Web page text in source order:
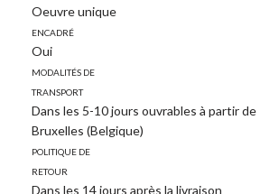
Oeuvre unique
Encadré
Oui
Modalités de
transport
Dans les 5-10 jours ouvrables à partir de
Bruxelles (Belgique)
Politique de
retour
Dans les 14 jours après la livraison